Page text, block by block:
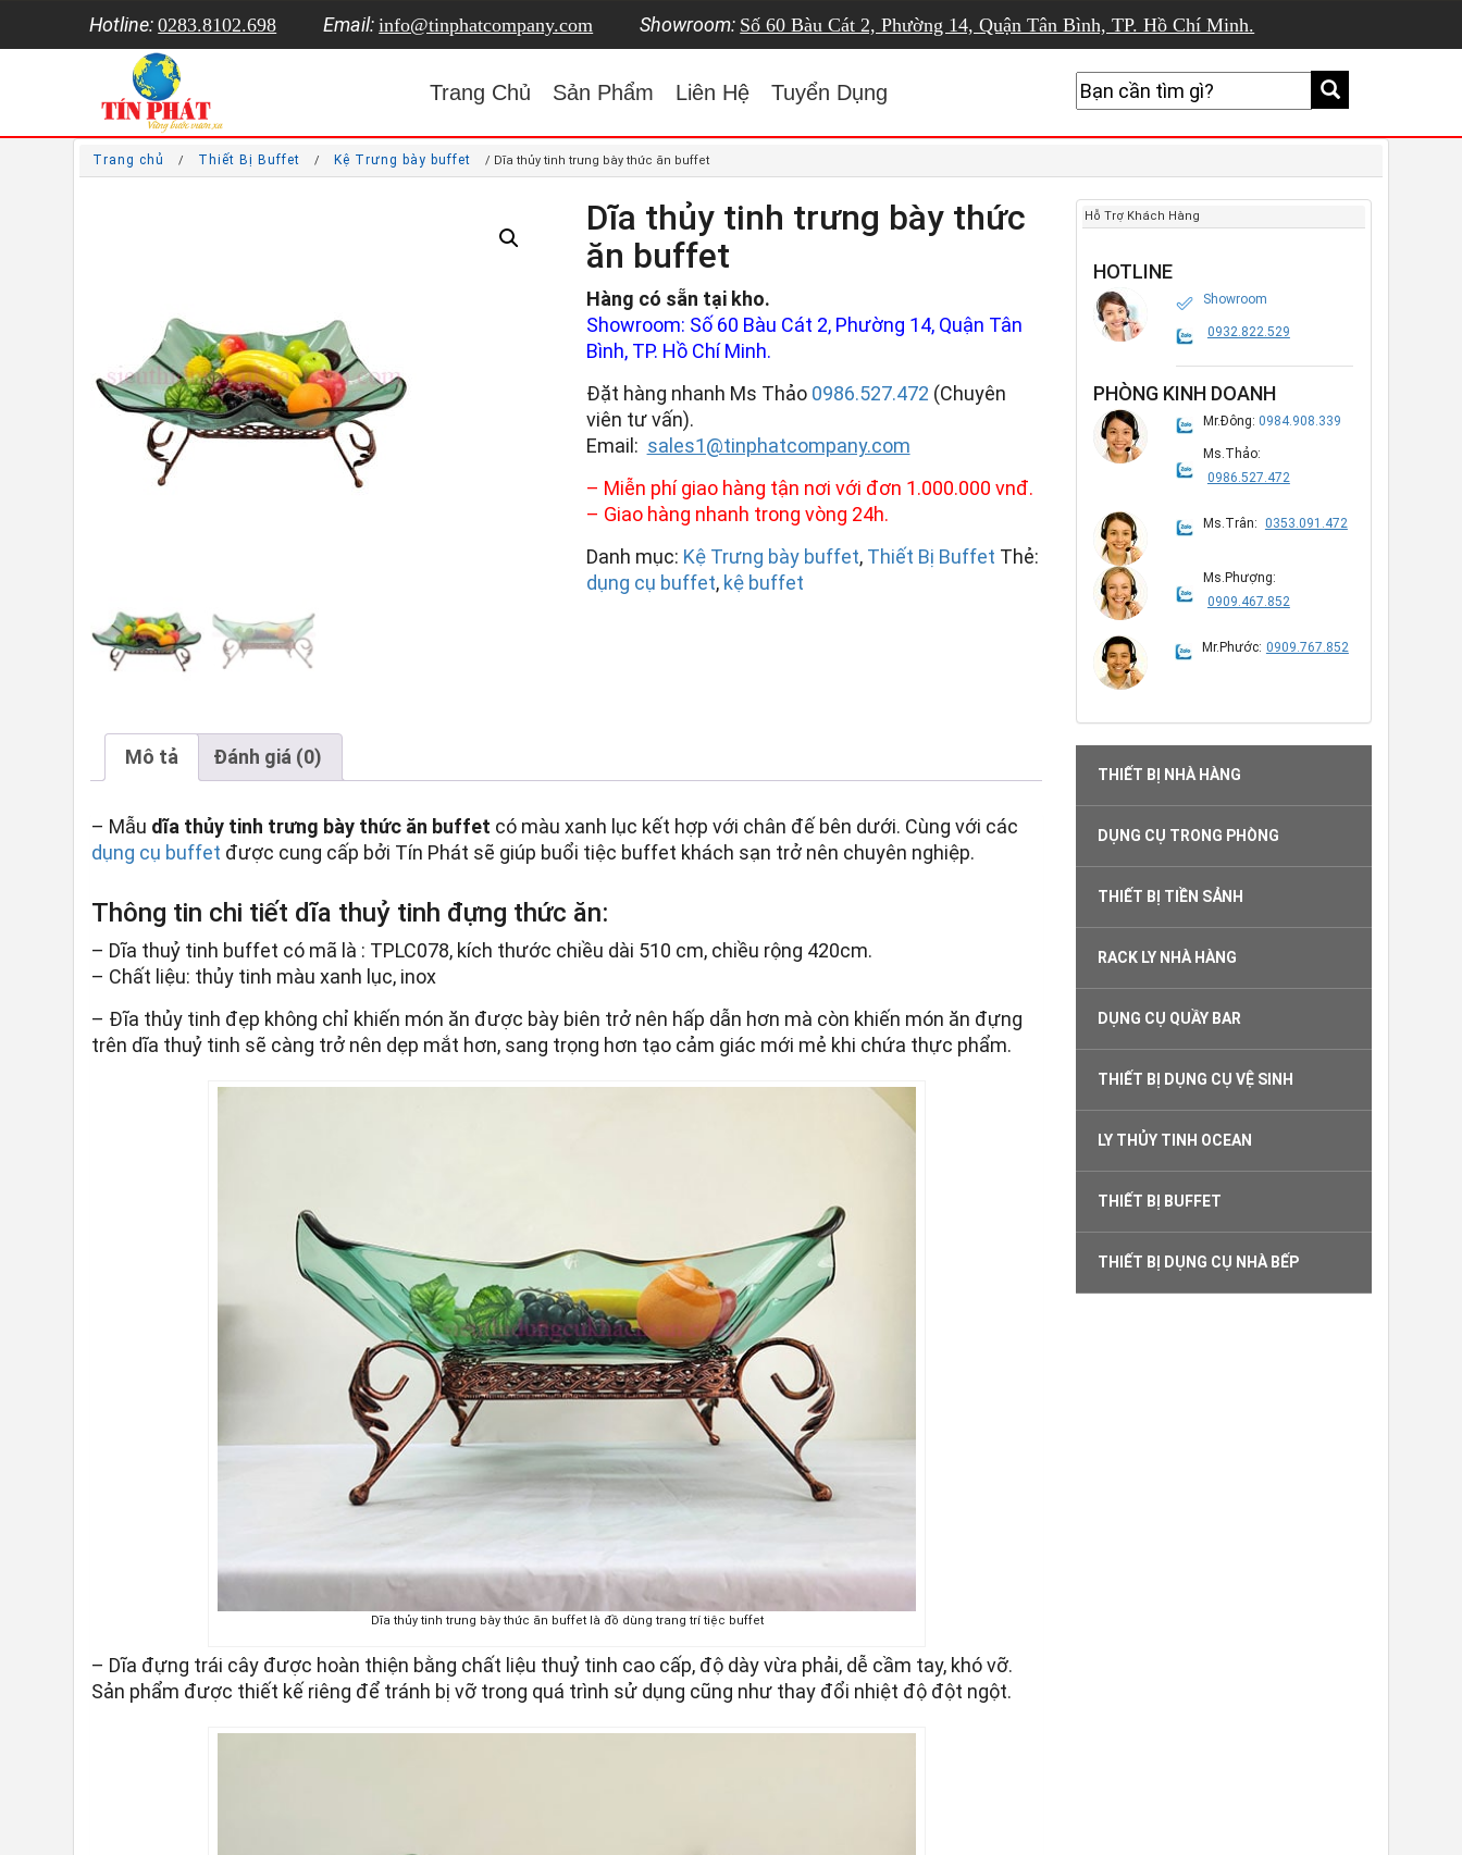
Hotline: 0283.8102.698 Email: info@tinphatcompany.com Showroom: Số 60 Bàu Cát 2, Phường 14, Quận Tân Bình, TP. Hồ Chí Minh.
Trang Chủ Sản Phẩm Liên Hệ Tuyển Dụng
Trang chủ / Thiết Bị Buffet / Kệ Trưng bày buffet / Dĩa thủy tinh trưng bày thức ăn buffet
Dĩa thủy tinh trưng bày thức
ăn buffet
Hàng có sẵn tại kho.
Showroom: Số 60 Bàu Cát 2, Phường 14, Quận Tân
Bình, TP. Hồ Chí Minh.
Đặt hàng nhanh Ms Thảo 0986.527.472 (Chuyên
viên tư vấn).
Email: sales1@tinphatcompany.com
– Miễn phí giao hàng tận nơi với đơn 1.000.000 vnđ.
– Giao hàng nhanh trong vòng 24h.
Danh mục: Kệ Trưng bày buffet, Thiết Bị Buffet Thẻ:
dụng cụ buffet, kệ buffet
Mô tả Đánh giá (0)
– Mẫu dĩa thủy tinh trưng bày thức ăn buffet có màu xanh lục kết hợp với chân đế bên dưới. Cùng với các
dụng cụ buffet được cung cấp bởi Tín Phát sẽ giúp buổi tiệc buffet khách sạn trở nên chuyên nghiệp.
Thông tin chi tiết dĩa thuỷ tinh đựng thức ăn:
– Dĩa thuỷ tinh buffet có mã là : TPLC078, kích thước chiều dài 510 cm, chiều rộng 420cm.
– Chất liệu: thủy tinh màu xanh lục, inox
– Đĩa thủy tinh đẹp không chỉ khiến món ăn được bày biên trở nên hấp dẫn hơn mà còn khiến món ăn đựng
trên dĩa thuỷ tinh sẽ càng trở nên dẹp mắt hơn, sang trọng hơn tạo cảm giác mới mẻ khi chứa thực phẩm.
Dĩa thủy tinh trưng bày thức ăn buffet là đồ dùng trang trí tiệc buffet
– Dĩa đựng trái cây được hoàn thiện bằng chất liệu thuỷ tinh cao cấp, độ dày vừa phải, dễ cầm tay, khó vỡ.
Sản phẩm được thiết kế riêng để tránh bị vỡ trong quá trình sử dụng cũng như thay đổi nhiệt độ đột ngột.
Hỗ Trợ Khách Hàng
HOTLINE
Showroom
0932.822.529
PHÒNG KINH DOANH
Mr.Đông: 0984.908.339
Ms.Thảo:
0986.527.472
Ms.Trân: 0353.091.472
Ms.Phượng:
0909.467.852
Mr.Phước: 0909.767.852
THIẾT BỊ NHÀ HÀNG
DỤNG CỤ TRONG PHÒNG
THIẾT BỊ TIỀN SẢNH
RACK LY NHÀ HÀNG
DỤNG CỤ QUẦY BAR
THIẾT BỊ DỤNG CỤ VỆ SINH
LY THỦY TINH OCEAN
THIẾT BỊ BUFFET
THIẾT BỊ DỤNG CỤ NHÀ BẾP